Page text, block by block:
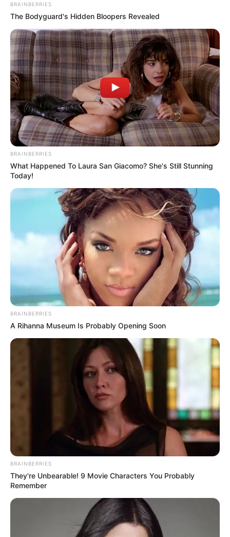
BRAINBERRIES
The Bodyguard's Hidden Bloopers Revealed
BRAINBERRIES
What Happened To Laura San Giacomo? She's Still Stunning
Today!
BRAINBERRIES
A Rihanna Museum Is Probably Opening Soon
BRAINBERRIES
They're Unbearable! 9 Movie Characters You Probably
Remember